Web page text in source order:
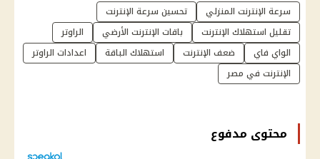
سرعة الإنترنت المنزلي
تحسين سرعة الإنترنت
تقليل استهلاك الإنترنت
باقات الإنترنت الأرضي
الراوتر
الواي فاي
ضعف الإنترنت استهلاك الباقة
اعدادات الراوتر
الإنترنت في مصر
محتوى مدفوع